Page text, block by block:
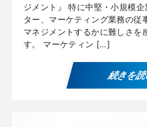
ジメント』 特に中堅・小規模
ター、マーケティング業務の従
マネジメントするかに難しさを
す。 マーケティン […]
続きを